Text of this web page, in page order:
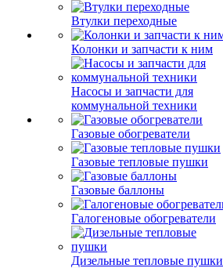
Втулки переходные
Колонки и запчасти к ним
Насосы и запчасти для
коммунальной техники
Газовые обогреватели
Газовые тепловые пушки
Газовые баллоны
Галогеновые обогреватели
Дизельные тепловые пушки